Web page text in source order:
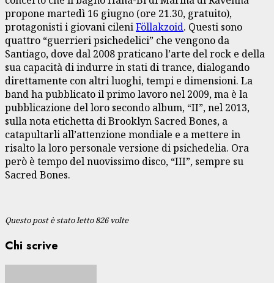
propone martedì 16 giugno (ore 21.30, gratuito),
protagonisti i giovani cileniFöllakzoid. Questi sono
quattro “guerrieri psichedelici” che vengono da
Santiago, dove dal 2008 praticano l’arte del rock e della
sua capacità di indurre in stati di trance, dialogando
direttamente con altri luoghi, tempi e dimensioni. La
band ha pubblicato il primo lavoro nel 2009, ma è la
pubblicazione del loro secondo album, “II”, nel 2013,
sulla nota etichetta di Brooklyn Sacred Bones, a
catapultarli all’attenzione mondiale e a mettere in
risalto la loro personale versione di psichedelia. Ora
però è tempo del nuovissimo disco, “III”, sempre su
Sacred Bones.
Questo post è stato letto 826 volte
Chi scrive